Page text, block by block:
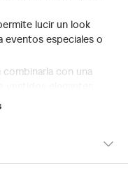
lucir un look
eventos especiales o
con una